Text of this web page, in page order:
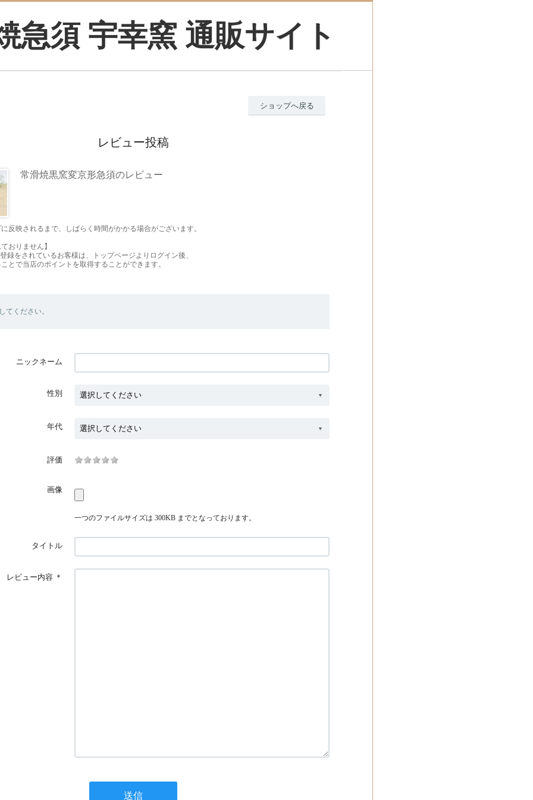
急須 宇幸窯 通販サイト
ショップへ戻る
レビュー投稿
常滑焼黒窯変京形急須のレビュー
反映されるまで、しばらく時間がかかる場合がございます。
おりません】
録をされているお客様は、トップページよりログイン後、
とで当店のポイントを取得することができます。
てください。
ニックネーム
性別
年代
評価
画像
一つのファイルサイズは 300KB までとなっております。
タイトル
レビュー内容 ＊